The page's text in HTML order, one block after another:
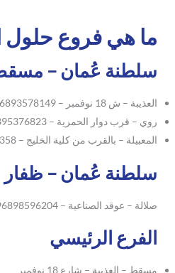
ما هي فروع حلول
سلطنة عُمان –
العذيبة – ش 18 نوفمبر – 0096893578149
روي – قرب دوار الحمرية – 0096895376823
المعبيلة – بالقرب من كلية الخليج – 0096891477358
سلطنة عُمان – ظفار
صلالة – عوقد الصناعية – 0096898596204
الفرع الرئيسي
مسقط – العذيبة – شارع 18 نوفمبر